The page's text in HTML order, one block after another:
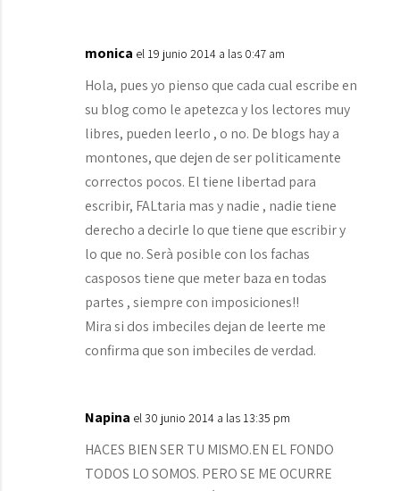
monica el 19 junio 2014 a las 0:47 am
Hola, pues yo pienso que cada cual escribe en
su blog como le apetezca y los lectores muy
libres, pueden leerlo , o no. De blogs hay a
montones, que dejen de ser politicamente
correctos pocos. El tiene libertad para
escribir, FALtaria mas y nadie , nadie tiene
derecho a decirle lo que tiene que escribir y
lo que no. Serà posible con los fachas
casposos tiene que meter baza en todas
partes , siempre con imposiciones!!
Mira si dos imbeciles dejan de leerte me
confirma que son imbeciles de verdad.
Napina el 30 junio 2014 a las 13:35 pm
HACES BIEN SER TU MISMO.EN EL FONDO
TODOS LO SOMOS. PERO SE ME OCURRE